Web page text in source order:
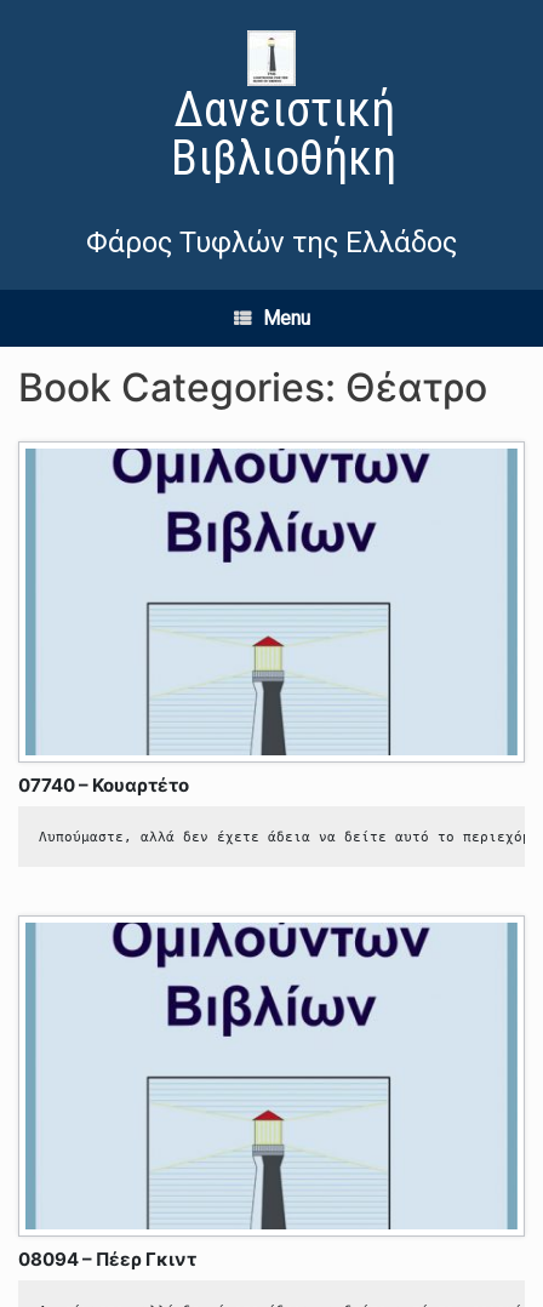
Δανειστική
Βιβλιοθήκη
Φάρος Τυφλών της Ελλάδος
Menu
Book Categories: Θέατρο
07740 – Κουαρτέτο
Λυπούμαστε, αλλά δεν έχετε άδεια να δείτε αυτό το
08094 – Πέερ Γκιντ